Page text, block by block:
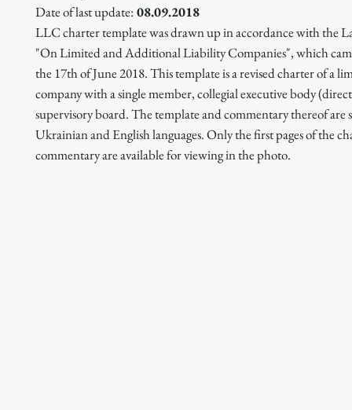
Date of last update: 08.09.2018
LLC charter template was drawn up in accordance with the
"On Limited and Additional Liability Companies", which
the 17th of June 2018. This template is a revised charter of a
company with a single member, collegial executive body
supervisory board. The template and commentary thereof are
Ukrainian and English languages. Only the first pages of the
commentary are available for viewing in the photo.